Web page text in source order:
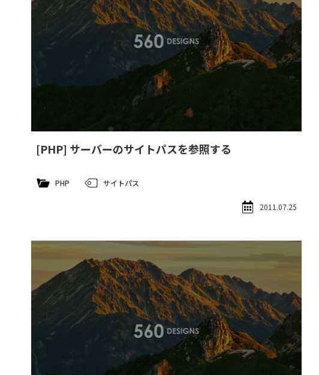
[PHP] サーバーのサイトパスを参照する
PHP サイトパス
2011.07.25